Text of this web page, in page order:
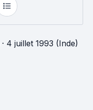
· 4 juillet 1993 (Inde)